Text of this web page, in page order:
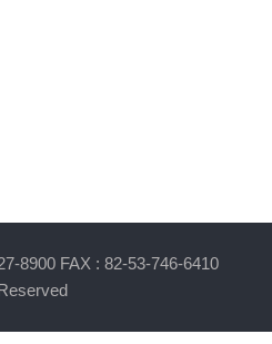
8900 FAX : 82-53-746-6410